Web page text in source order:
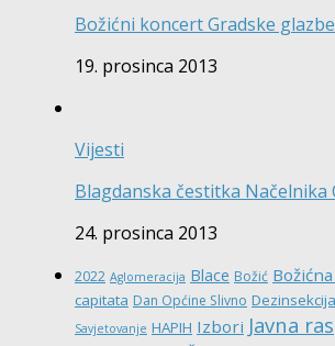
Božićni koncert Gradske
19. prosinca 2013
Vijesti
Blagdanska čestitka Načelnika
24. prosinca 2013
2022 Aglomeracija Blace Božić
capitata Dan Općine Slivno Dezinsekcija
Savjetovanje HAPIH Izbori Javna